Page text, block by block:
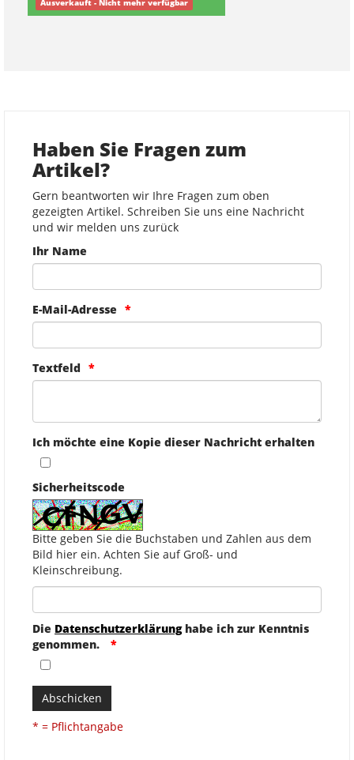
Haben Sie Fragen zum
Artikel?
Gern beantworten wir Ihre Fragen zum oben
gezeigten Artikel. Schreiben Sie uns eine Nachricht
und wir melden uns zurück
Ihr Name
E-Mail-Adresse
Textfeld
Ich möchte eine Kopie dieser Nachricht erhalten
Sicherheitscode
Bitte geben Sie die Buchstaben und Zahlen aus dem
Bild hier ein. Achten Sie auf Groß- und
Kleinschreibung.
Die Datenschutzerklärunghabe ich zur Kenntnis
genommen.
Abschicken
* = Pflichtangabe